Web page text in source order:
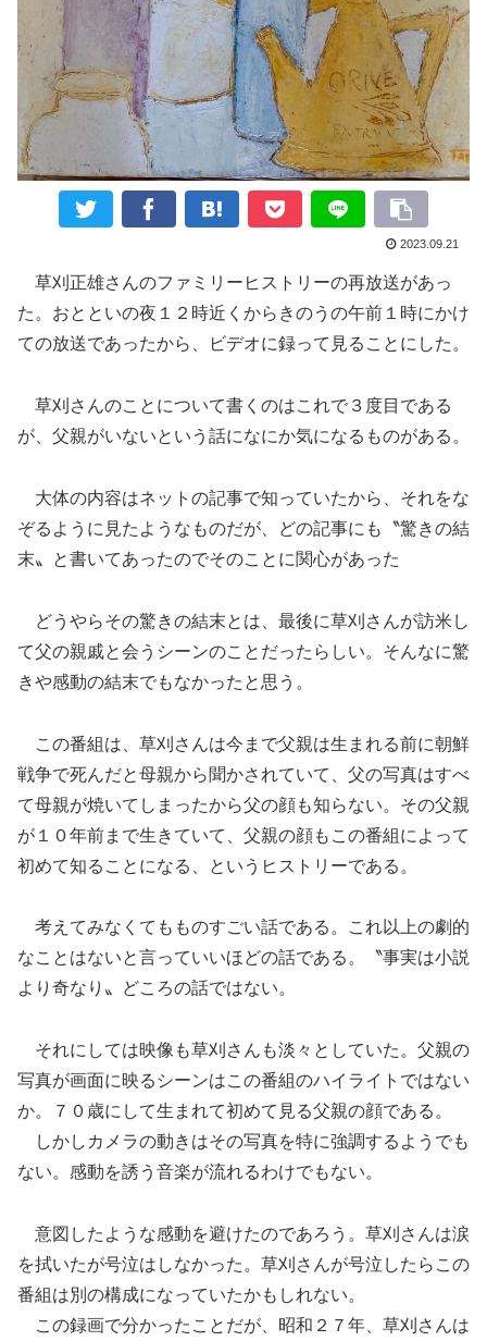
2023.09.21
草刈正雄さんのファミリーヒストリーの再放送があっ
た。おとといの夜１２時近くからきのうの午前１時にかけ
ての放送であったから、ビデオに録って見ることにした。
草刈さんのことについて書くのはこれで３度目である
が、父親がいないという話になにか気になるものがある。
大体の内容はネットの記事で知っていたから、それをな
ぞるように見たようなものだが、どの記事にも〝驚きの結
末〟と書いてあったのでそのことに関心があった
どうやらその驚きの結末とは、最後に草刈さんが訪米し
て父の親戚と会うシーンのことだったらしい。そんなに驚
きや感動の結末でもなかったと思う。
この番組は、草刈さんは今まで父親は生まれる前に朝鮮
戦争で死んだと母親から聞かされていて、父の写真はすべ
て母親が焼いてしまったから父の顔も知らない。その父親
が１０年前まで生きていて、父親の顔もこの番組によって
初めて知ることになる、というヒストリーである。
考えてみなくてもものすごい話である。これ以上の劇的
なことはないと言っていいほどの話である。〝事実は小説
より奇なり〟どころの話ではない。
それにしては映像も草刈さんも淡々としていた。父親の
写真が画面に映るシーンはこの番組のハイライトではない
か。７０歳にして生まれて初めて見る父親の顔である。
しかしカメラの動きはその写真を特に強調するようでも
ない。感動を誘う音楽が流れるわけでもない。
意図したような感動を避けたのであろう。草刈さんは涙
を拭いたが号泣はしなかった。草刈さんが号泣したらこの
番組は別の構成になっていたかもしれない。
この録画で分かったことだが、昭和２７年、草刈さんは